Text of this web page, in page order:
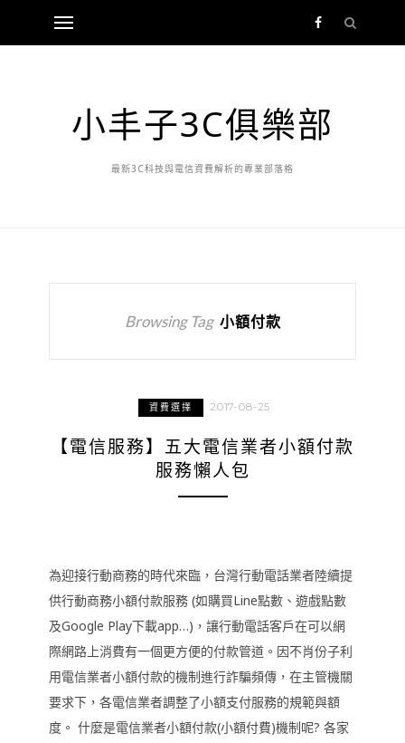
小丰子3C俱樂部
最新3C科技與電信資費解析的專業部落格
Browsing Tag 小額付款
資費選擇 2017-08-25
【電信服務】五大電信業者小額付款
服務懶人包
為迎接行動商務的時代來臨，台灣行動電話業者陸續提
供行動商務小額付款服務 (如購買Line點數、遊戲點數
及Google Play下載app…)，讓行動電話客戶在可以網
際網路上消費有一個更方便的付款管道。因不肖份子利
用電信業者小額付款的機制進行詐騙頻傳，在主管機關
要求下，各電信業者調整了小額支付服務的規範與額
度。 什麼是電信業者小額付款(小額付費)機制呢? 各家